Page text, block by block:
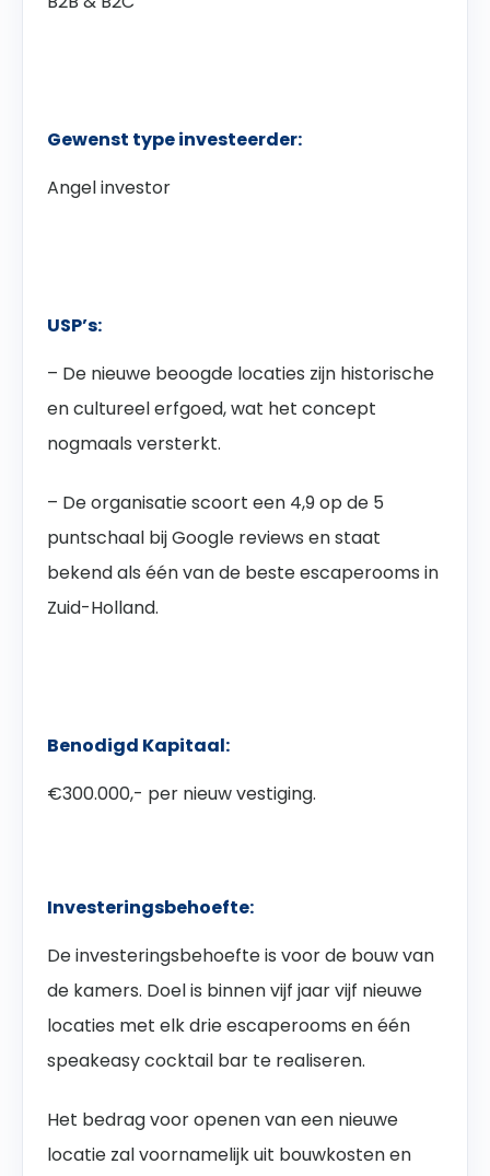
Gewenst type investeerder:
Angel investor
USP’s:
– De nieuwe beoogde locaties zijn historische
en cultureel erfgoed, wat het concept
nogmaals versterkt.
– De organisatie scoort een 4,9 op de 5
puntschaal bij Google reviews en staat
bekend als één van de beste escaperooms in
Zuid-Holland.
Benodigd Kapitaal:
€300.000,- per nieuw vestiging.
Investeringsbehoefte:
De investeringsbehoefte is voor de bouw van
de kamers. Doel is binnen vijf jaar vijf nieuwe
locaties met elk drie escaperooms en één
speakeasy cocktail bar te realiseren.
Het bedrag voor openen van een nieuwe
locatie zal voornamelijk uit bouwkosten en